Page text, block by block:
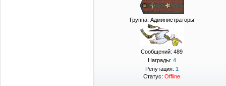
Группа: Администраторы
Сообщений: 489
Награды: 4
Репутация: 1
Статус: Offline